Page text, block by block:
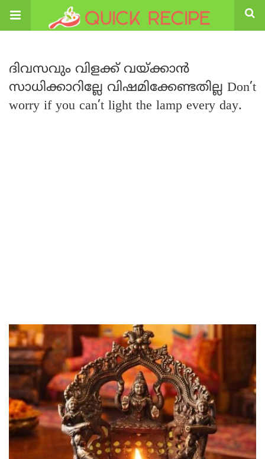
ദിവസവും വിളക്ക് വയ്ക്കാൻ
സാധിക്കാറില്ലേ വിഷമിക്കേണ്ടതില്ല Don’t
worry if you can’t light the lamp every day.